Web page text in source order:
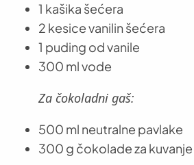
1 kašika šećera
2 kesice vanilin šećera
1 puding od vanile
300 ml vode
Za čokoladni gaš:
500 ml neutralne pavlake
300 g čokolade za kuvanje